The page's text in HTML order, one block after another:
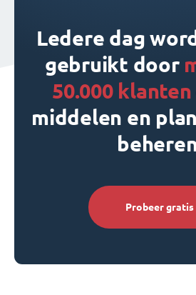
Ledere dag
gebruikt door
50.000 klanten
middelen en
Probeer gratis